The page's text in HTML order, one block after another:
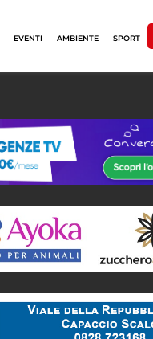
EVENTI AMBIENTE SPORT